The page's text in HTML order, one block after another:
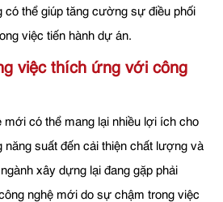
có thể giúp tăng cường sự điều phối
việc tiến hành dự án.
việc thích ứng với công
mới có thể mang lại nhiều lợi ích cho
năng suất đến cải thiện chất lượng và
xây dựng lại đang gặp phải
nghệ mới do sự chậm trong việc